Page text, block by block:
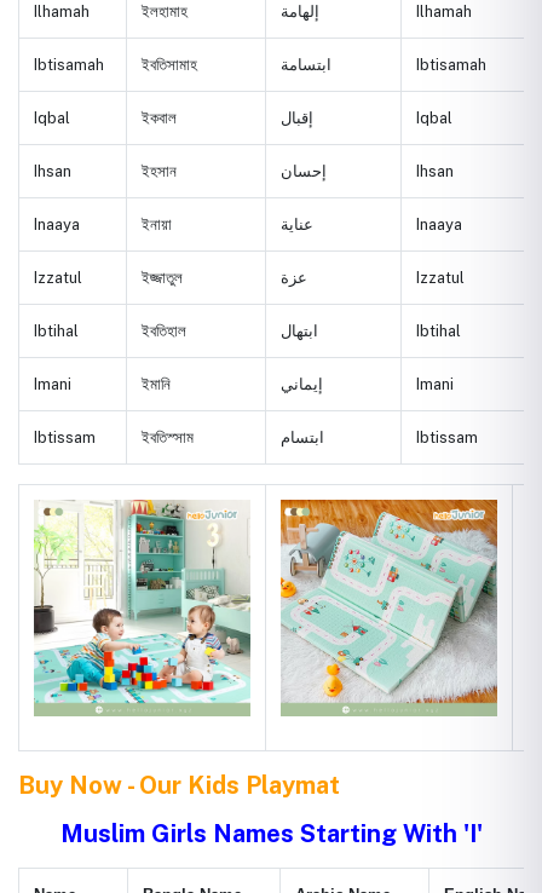
Ilhamah ইলহামাহ إلهامة Ilhamah
Ibtisamah ইবতিসামাহ ابتسامة Ibtisamah
Iqbal ইকবাল إقبال Iqbal
Ihsan ইহসান إحسان Ihsan
Inaaya ইনায়া عناية Inaaya
Izzatul ইজ্জাতুল عزة Izzatul
Ibtihal ইবতিহাল ابتهال Ibtihal
Imani ইমানি إيماني Imani
Ibtissam ইবতিস্সাম ابتسام Ibtissam
Buy Now - Our Kids Playmat
Muslim Girls Names Starting With 'I'